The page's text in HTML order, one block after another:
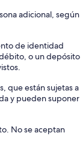
adicional, según
de identidad
o un depósito
que están sujetas a
y pueden suponer
No se aceptan